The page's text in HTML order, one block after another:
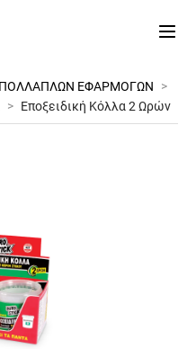
ΕΦΑΡΜΟΓΩΝ
>
> Εποξειδική Κόλλα 2 Ωρών